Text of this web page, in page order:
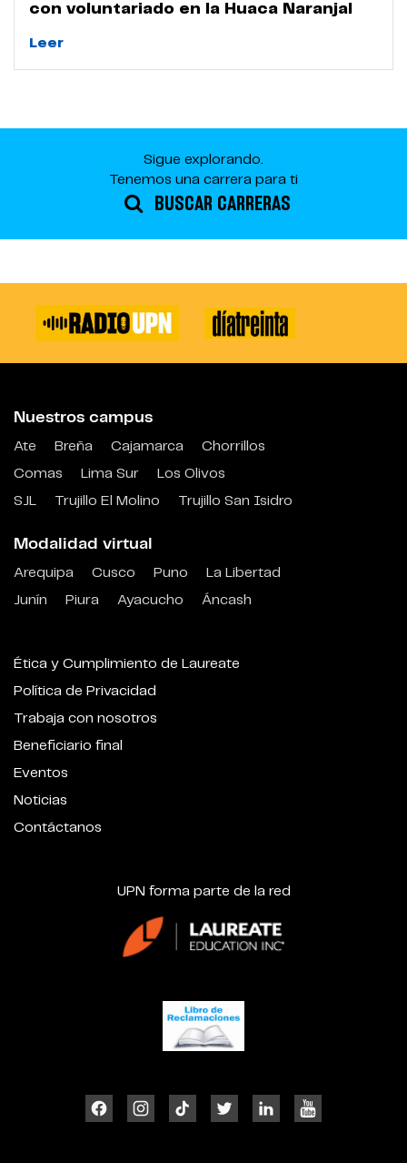
con voluntariado en la Huaca Naranjal
Leer
Sigue explorando.
Tenemos una carrera para ti
BUSCAR CARRERAS
Nuestros campus
Ate Breña Cajamarca
Chorrillos
Comas
Lima Sur
Los Olivos
SJL
Trujillo El Molino Trujillo San Isidro
Modalidad virtual
Arequipa Cusco Puno
La Libertad
Junín
Piura Ayacucho Áncash
Ética y Cumplimiento de Laureate
Política de Privacidad
Trabaja con nosotros
Beneficiario final
Eventos
Noticias
Contáctanos
UPN forma parte de la red